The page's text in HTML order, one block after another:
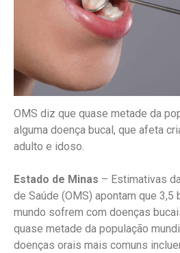
OMS diz que quase metade da
alguma doença bucal, que afeta
adulto e idoso.
Estado de Minas – Estimativas
de Saúde (OMS) apontam que
mundo sofrem com doenças
quase metade da população
doenças orais mais comuns